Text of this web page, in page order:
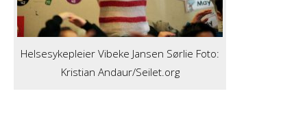
Helsesykepleier Vibeke Jansen Sørlie Foto:
Kristian Andaur/Seilet.org